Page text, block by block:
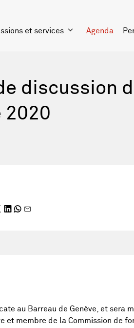
et services Agenda
discussion
2020
au Barreau de Genève, et sera
et membre de la Commission de